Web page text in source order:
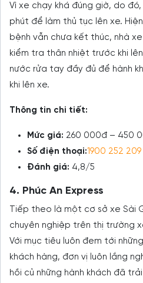
Vì xe chạy khá đúng giờ, do
phút để làm thủ tục lên xe.
bệnh vẫn chưa kết thúc, nhà
kiểm tra thân nhiệt trước khi
nước rửa tay đầy đủ để hành
khi lên xe.
Thông tin chi tiết:
Mức giá: 260 000đ – 450
Số điện thoại:1900 252 209
Đánh giá: 4,8/5
4. Phúc An Express
Tiếp theo là một cơ sở xe Sài
chuyên nghiệp trên thị trường
Với mục tiêu luôn đem tới
khách hàng, đơn vị luôn lắng
hồi củ những hành khách đã